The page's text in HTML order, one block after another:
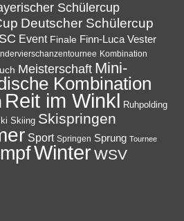
Schülercup
Deutscher Schülercup
Event Finale Finn-Luca Vester
Kombination
Meisterschaft Mini-
Kombination
Reit im Winkl Ruhpolding
Skiing Skispringen
Sport Springen Sprung Tournee
WinterWSV